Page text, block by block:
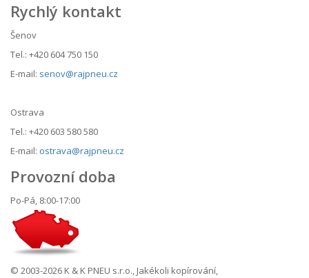
Rychlý kontakt
Šenov
Tel.: +420 604 750 150
E-mail: senov@rajpneu.cz
Ostrava
Tel.: +420 603 580 580
E-mail: ostrava@rajpneu.cz
Provozní doba
Po-Pá, 8:00-17:00
© 2003-2026 K & K PNEU s.r.o., Jakékoli kopírování,